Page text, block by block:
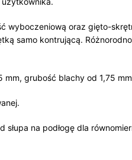
wyboczeniową oraz gięto-
samo kontrującą.
grubość blachy od 1,75
na podłogę dla